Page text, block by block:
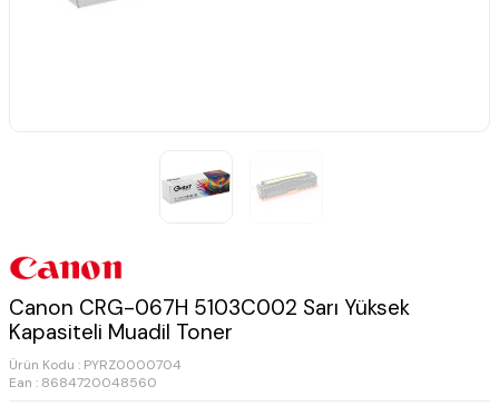
Canon CRG-067H 5103C002 Sarı Yüksek
Kapasiteli Muadil Toner
Ürün Kodu : PYRZ0000704
Ean : 8684720048560